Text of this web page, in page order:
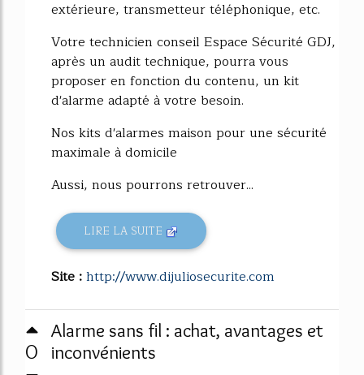
extérieure, transmetteur téléphonique, etc.
Votre technicien conseil Espace Sécurité GDJ,
après un audit technique, pourra vous
proposer en fonction du contenu, un kit
d'alarme adapté à votre besoin.
Nos kits d'alarmes maison pour une sécurité
maximale à domicile
Aussi, nous pourrons retrouver...
LIRE LA SUITE
Site :http://www.dijuliosecurite.com
0
Alarme sans fil : achat, avantages et
inconvénients